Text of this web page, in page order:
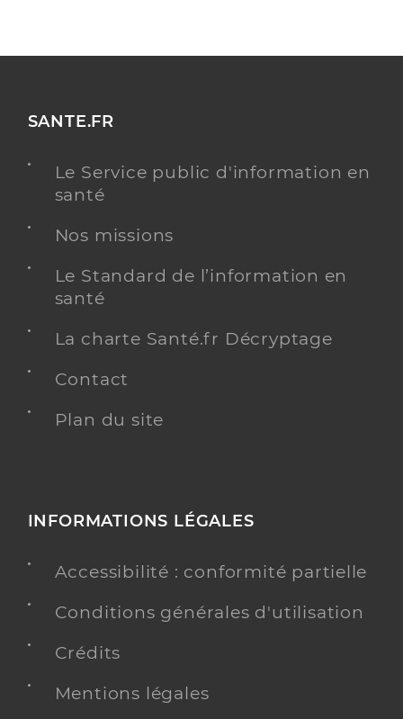
SANTE.FR
Le Service public d'information en
santé
Nos missions
Le Standard de l’information en
santé
La charte Santé.fr Décryptage
Contact
Plan du site
INFORMATIONS LÉGALES
Accessibilité : conformité partielle
Conditions générales d'utilisation
Crédits
Mentions légales